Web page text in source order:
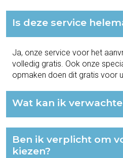
Is deze service
Ja, onze service voor het
volledig gratis. Ook onze
opmaken doen dit gratis voor
Wat kan ik
Ben ik verplicht om
kiezen?